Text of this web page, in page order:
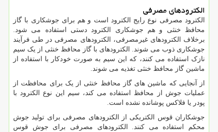
الکترودهای مصرفی
الکترود مصرفی نوع رایج الکترود است و هم برای جوشکاری با گاز
محافظ خنثی و هم جوشکاری الکترود دستی استفاده می شود.
برخلاف الکترودهای غیرمصرفی، الکترودهای مصرفی در طی فرآیند
جوشکاری ذوب می شوند. الکترودهای با گاز محافظ خنثی از یک سیم
نازک استفاده می کنند، که این سیم به صورت خودکار با استفاده از
ماشین گاز محافظ خنثی تغذیه می شوند.
از آنجایی که ماشین های گاز محافظ خنثی از یک برای محافظت از
عملیات جوش از محافظ استفاده می کند، سیم این نوع الکترود با
پودر یا فلاکس پوشانده نشده است.
جوشکاران قوس الکتریکی از الکترودهای مصرفی برای تولید جوش
محکم استفاده می کنند. الکترودهای مصرفی برای جوش قوس